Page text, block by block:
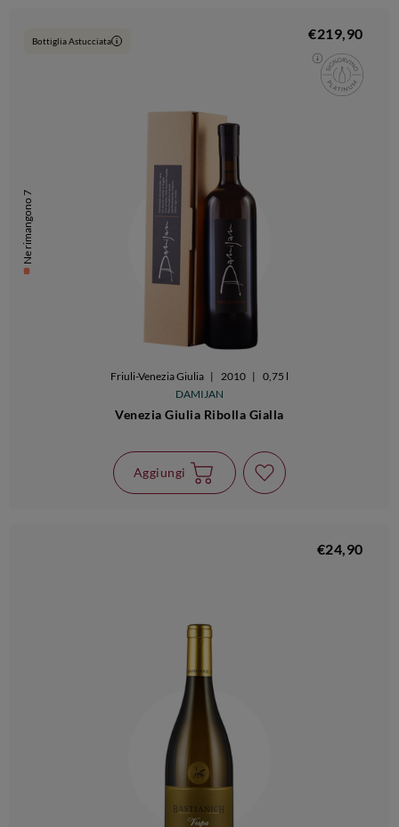
Ne rimangono 7
Bottiglia Astucciata i €219,90
Friuli-Venezia Giulia | 2010 |
0,75 l
DAMIJAN
Venezia Giulia Ribolla Gialla
Aggiungi
€24,90